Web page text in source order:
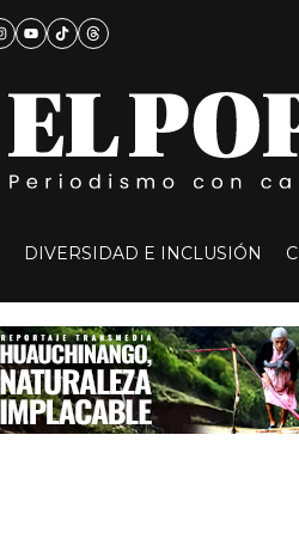
DIVERSIDAD E INCLUSIÓN